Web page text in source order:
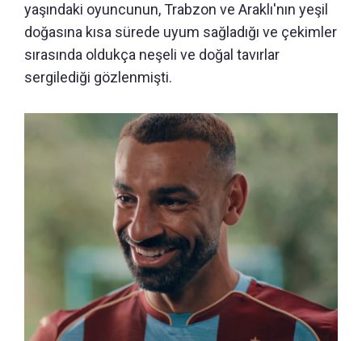
yaşındaki oyuncunun, Trabzon ve Araklı'nın yeşil
doğasına kısa sürede uyum sağladığı ve çekimler
sırasında oldukça neşeli ve doğal tavırlar
sergilediği gözlenmişti.